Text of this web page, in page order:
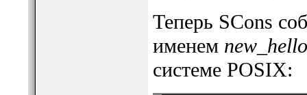
Теперь SCons
именем new_hello
системе POSIX: